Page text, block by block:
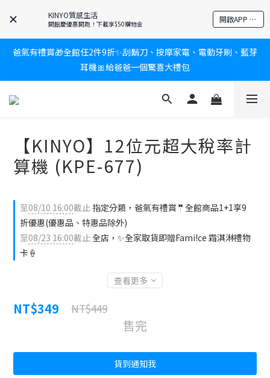
KINYO質感生活
開館慶優惠開跑！下載享$50購物金 開啟APP 享隱藏優惠
新會員送$100購物金✨再享消費回饋無極限
新會員送$100購物金✨再享消費回饋無極限
爸氣有禮賞🎁全館任2件9折✨刮鬍刀、按摩家電、電動牙刷、藍芽
耳機🎀給爸爸一個驚喜大禮包
炎熱夏日救星☀️秒凍扇登場💙半導體製冷 x 微米級冰霧，一秒開
新會員送$100購物金✨再享消費回饋無極限
【KINYO】12位元超大稅率計
算機 (KPE-677)
至08/10 16:00截止 指定分類，爸氣有禮賞🤵全館商品1+1享9
折優惠(優惠品、特惠品除外)
至08/23 16:00截止全店，✨全家取貨即贈Fami!ce 霜淇淋禮物
卡🍦
查看更多
NT$349 NT$449
售完
貨到通知我